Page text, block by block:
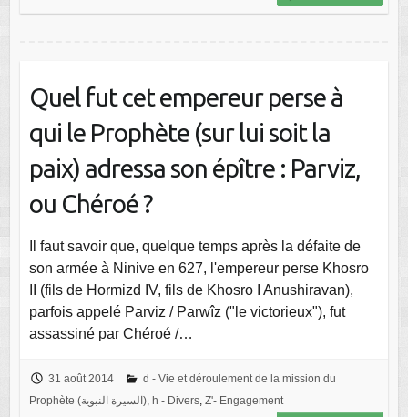
Quel fut cet empereur perse à
qui le Prophète (sur lui soit la
paix) adressa son épître : Parviz,
ou Chéroé ?
Il faut savoir que, quelque temps après la défaite de
son armée à Ninive en 627, l'empereur perse Khosro
II (fils de Hormizd IV, fils de Khosro I Anushiravan),
parfois appelé Parviz / Parwîz ("le victorieux"), fut
assassiné par Chéroé /…
31 août 2014
d - Vie et déroulement de la mission du
Prophète (السيرة النبوية), h - Divers, Z'- Engagement